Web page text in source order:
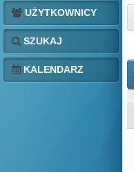
UŻYTKOWNICY
SZUKAJ
KALENDARZ